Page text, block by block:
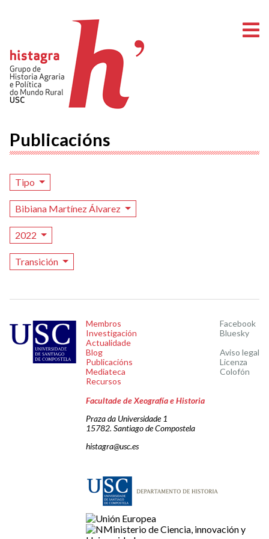
Publicacións
Tipo
Bibiana Martínez Álvarez
2022
Transición
Membros
Investigación
Actualidade
Blog
Publicacións
Mediateca
Recursos
Facebook
Bluesky
Aviso legal
Licenza
Colofón
Facultade de Xeografía e Historia
Praza da Universidade 1
15782. Santiago de Compostela
histagra@usc.es